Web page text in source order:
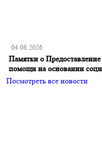
04.08.2026
Памятки о
помощи на основании
Посмотреть все новости